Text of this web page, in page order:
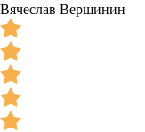
Вячеслав Вершинин